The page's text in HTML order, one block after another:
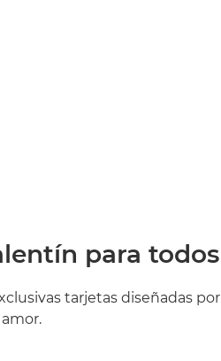
para todos
tarjetas diseñadas por